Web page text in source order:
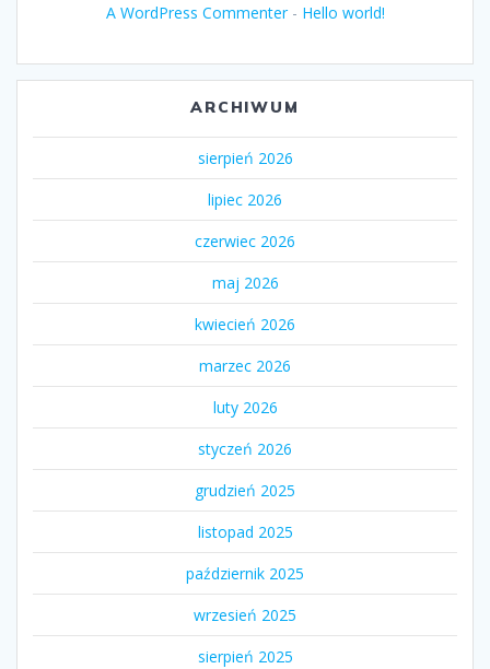
A WordPress Commenter- Hello world!
ARCHIWUM
sierpień 2026
lipiec 2026
czerwiec 2026
maj 2026
kwiecień 2026
marzec 2026
luty 2026
styczeń 2026
grudzień 2025
listopad 2025
październik 2025
wrzesień 2025
sierpień 2025